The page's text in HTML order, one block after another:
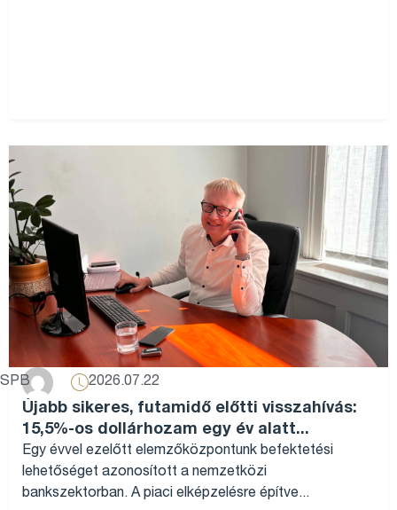
SPB 2026.07.22
Újabb sikeres, futamidő előtti visszahívás:
15,5%-os dollárhozam egy év alatt...
Egy évvel ezelőtt elemzőközpontunk befektetési
lehetőséget azonosított a nemzetközi
bankszektorban. A piaci elképzelésre építve...